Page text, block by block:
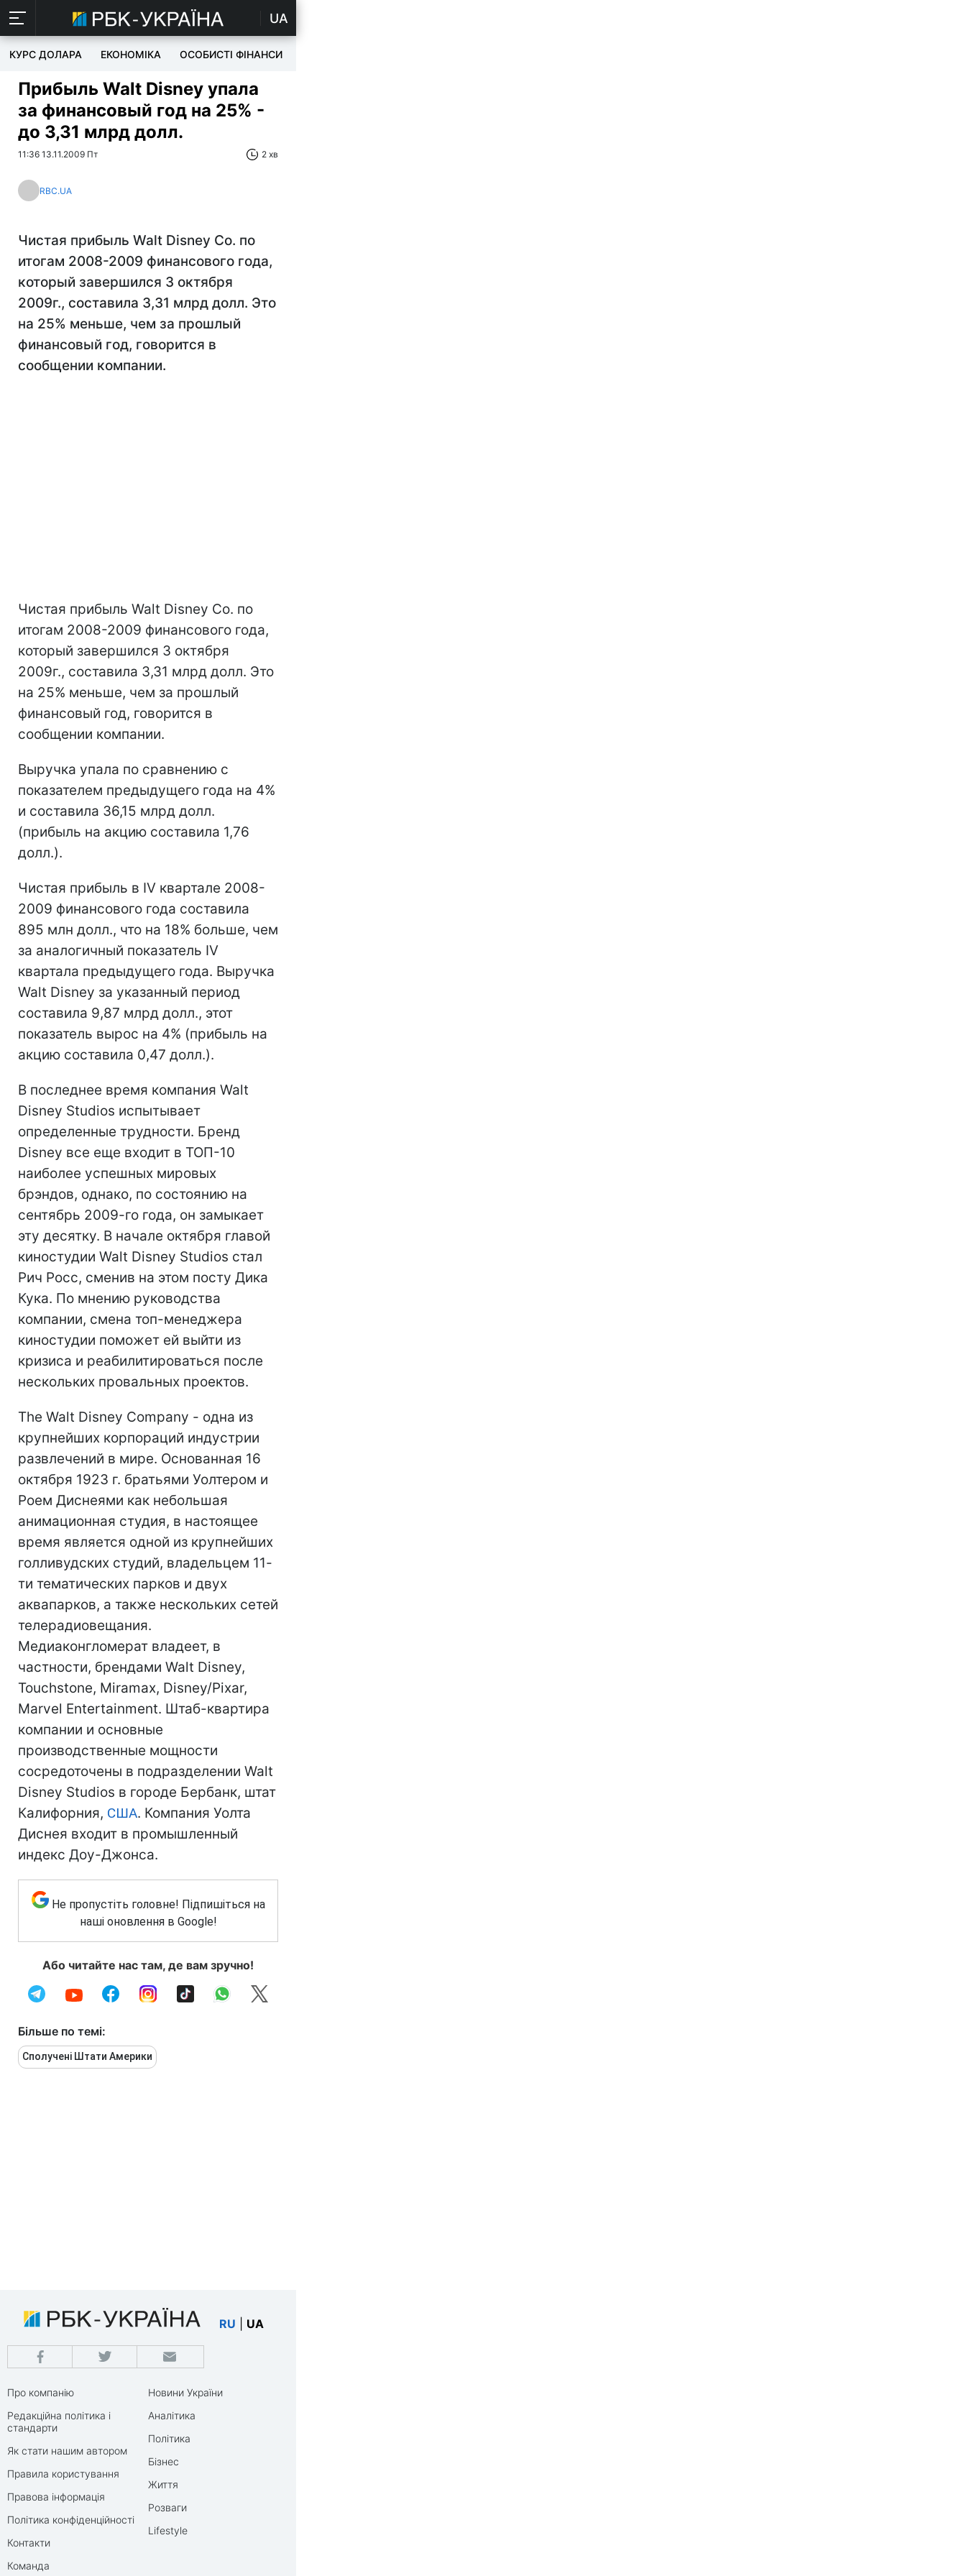
UA
КУРС ДОЛАРА ЕКОНОМІКА ОСОБИСТІ ФІНАНСИ
Прибыль Walt Disney упала
за финансовый год на 25% -
до 3,31 млрд долл.
11:36 13.11.2009 Пт 2 хв
RBC.UA
Чистая прибыль Walt Disney Co. по
итогам 2008-2009 финансового года,
который завершился 3 октября
2009г., составила 3,31 млрд долл. Это
на 25% меньше, чем за прошлый
финансовый год, говорится в
сообщении компании.
Чистая прибыль Walt Disney Co. по
итогам 2008-2009 финансового года,
который завершился 3 октября
2009г., составила 3,31 млрд долл. Это
на 25% меньше, чем за прошлый
финансовый год, говорится в
сообщении компании.
Выручка упала по сравнению с
показателем предыдущего года на 4%
и составила 36,15 млрд долл.
(прибыль на акцию составила 1,76
долл.).
Чистая прибыль в IV квартале 2008-
2009 финансового года составила
895 млн долл., что на 18% больше, чем
за аналогичный показатель IV
квартала предыдущего года. Выручка
Walt Disney за указанный период
составила 9,87 млрд долл., этот
показатель вырос на 4% (прибыль на
акцию составила 0,47 долл.).
В последнее время компания Walt
Disney Studios испытывает
определенные трудности. Бренд
Disney все еще входит в ТОП-10
наиболее успешных мировых
брэндов, однако, по состоянию на
сентябрь 2009-го года, он замыкает
эту десятку. В начале октября главой
киностудии Walt Disney Studios стал
Рич Росс, сменив на этом посту Дика
Кука. По мнению руководства
компании, смена топ-менеджера
киностудии поможет ей выйти из
кризиса и реабилитироваться после
нескольких провальных проектов.
The Walt Disney Company - одна из
крупнейших корпораций индустрии
развлечений в мире. Основанная 16
октября 1923 г. братьями Уолтером и
Роем Диснеями как небольшая
анимационная студия, в настоящее
время является одной из крупнейших
голливудских студий, владельцем 11-
ти тематических парков и двух
аквапарков, а также нескольких сетей
телерадиовещания.
Медиаконгломерат владеет, в
частности, брендами Walt Disney,
Touchstone, Miramax, Disney/Pixar,
Marvel Entertainment. Штаб-квартира
компании и основные
производственные мощности
сосредоточены в подразделении Walt
Disney Studios в городе Бербанк, штат
Калифорния, США. Компания Уолта
Диснея входит в промышленный
индекс Доу-Джонса.
Не пропустіть головне! Підпишіться на
наші оновлення в Google!
Або читайте нас там, де вам зручно!
Більше по темі:
Сполучені Штати Америки
RU UA
Про компанію
Редакційна політика і
стандарти
Як стати нашим автором
Правила користування
Правова інформація
Політика конфіденційності
Контакти
Команда
Новини України
Аналітика
Політика
Бізнес
Життя
Розваги
Lifestyle